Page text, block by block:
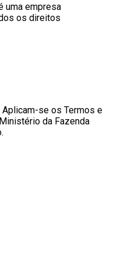
uma empresa
os direitos
se os Termos e
da Fazenda